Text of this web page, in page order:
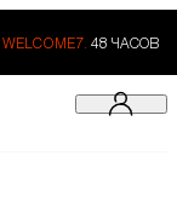
WELCOME7. 48 ЧАСОВ